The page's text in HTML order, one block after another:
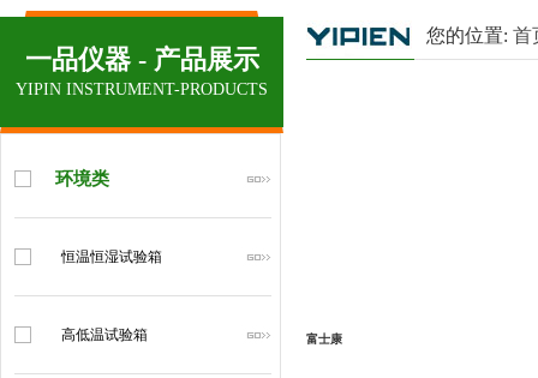
一品仪器 - 产品展示
YIPIN INSTRUMENT-PRODUCTS
环境类
恒温恒湿试验箱
高低温试验箱
您的位置: 首
富士康